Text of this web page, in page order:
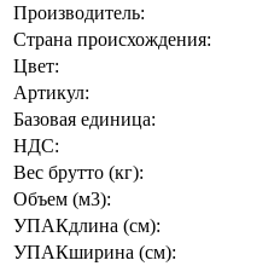
Производитель:
Страна происхождения:
Цвет:
Артикул:
Базовая единица:
НДС:
Вес брутто (кг):
Объем (м3):
УПАКдлина (см):
УПАКширина (см):